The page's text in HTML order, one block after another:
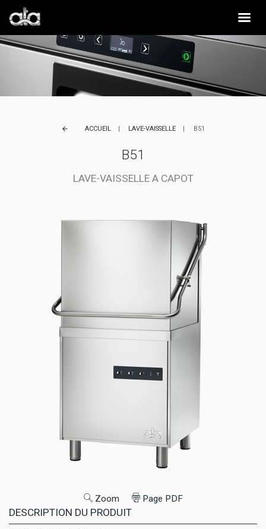
arrow_back ACCUEIL LAVE-VAISSELLE B51
B51
LAVE-VAISSELLE A CAPOT
Zoom Page PDF
DESCRIPTION DU PRODUIT